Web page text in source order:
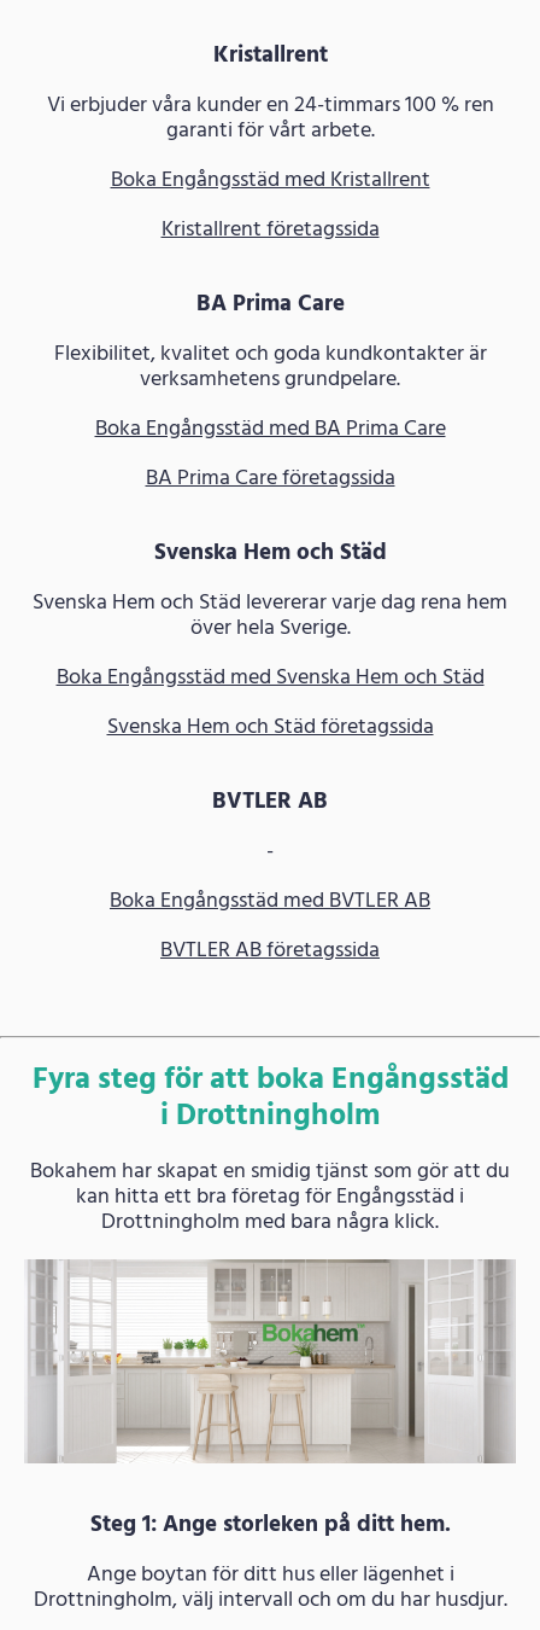
Kristallrent
Vi erbjuder våra kunder en 24-timmars 100 % ren
garanti för vårt arbete.
Boka Engångsstäd med Kristallrent
Kristallrent företagssida
BA Prima Care
Flexibilitet, kvalitet och goda kundkontakter är
verksamhetens grundpelare.
Boka Engångsstäd med BA Prima Care
BA Prima Care företagssida
Svenska Hem och Städ
Svenska Hem och Städ levererar varje dag rena hem
över hela Sverige.
Boka Engångsstäd med Svenska Hem och Städ
Svenska Hem och Städ företagssida
BVTLER AB
-
Boka Engångsstäd med BVTLER AB
BVTLER AB företagssida
Fyra steg för att boka Engångsstäd
i Drottningholm
Bokahem har skapat en smidig tjänst som gör att du
kan hitta ett bra företag för Engångsstäd i
Drottningholm med bara några klick.
Steg 1: Ange storleken på ditt hem.
Ange boytan för ditt hus eller lägenhet i
Drottningholm, välj intervall och om du har husdjur.